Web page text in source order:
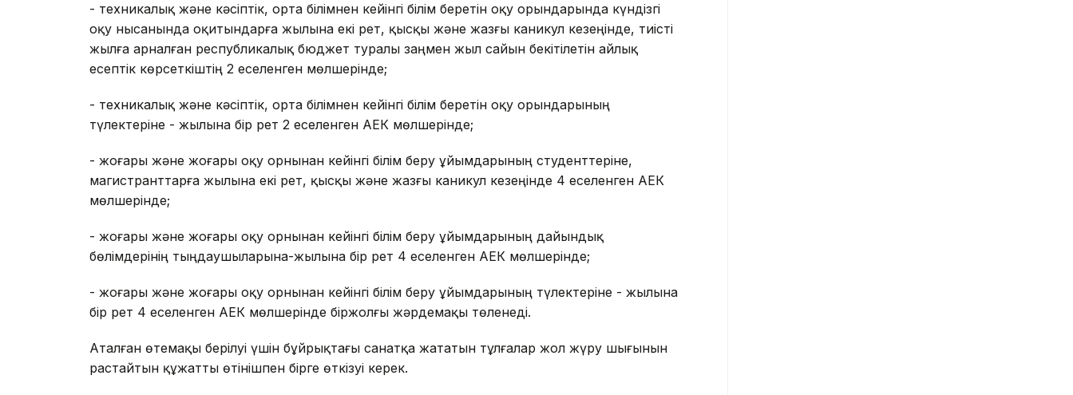
- техникалық және кәсіптік, орта білімнен кейінгі білім беретін оқу орындарында күндізгі
оқу нысанында оқитындарға жылына екі рет, қысқы және жазғы каникул кезеңінде, тиісті
жылға арналған республикалық бюджет туралы заңмен жыл сайын бекітілетін айлық
есептік көрсеткіштің 2 еселенген мөлшерінде;
- техникалық және кәсіптік, орта білімнен кейінгі білім беретін оқу орындарының
түлектеріне - жылына бір рет 2 еселенген АЕК мөлшерінде;
- жоғары және жоғары оқу орнынан кейінгі білім беру ұйымдарының студенттеріне,
магистранттарға жылына екі рет, қысқы және жазғы каникул кезеңінде 4 еселенген АЕК
мөлшерінде;
- жоғары және жоғары оқу орнынан кейінгі білім беру ұйымдарының дайындық
бөлімдерінің тыңдаушыларына-жылына бір рет 4 еселенген АЕК мөлшерінде;
- жоғары және жоғары оқу орнынан кейінгі білім беру ұйымдарының түлектеріне - жылына
бір рет 4 еселенген АЕК мөлшерінде біржолғы жәрдемақы төленеді.
Аталған өтемақы берілуі үшін бұйрықтағы санатқа жататын тұлғалар жол жүру шығынын
растайтын құжатты өтінішпен бірге өткізуі керек.